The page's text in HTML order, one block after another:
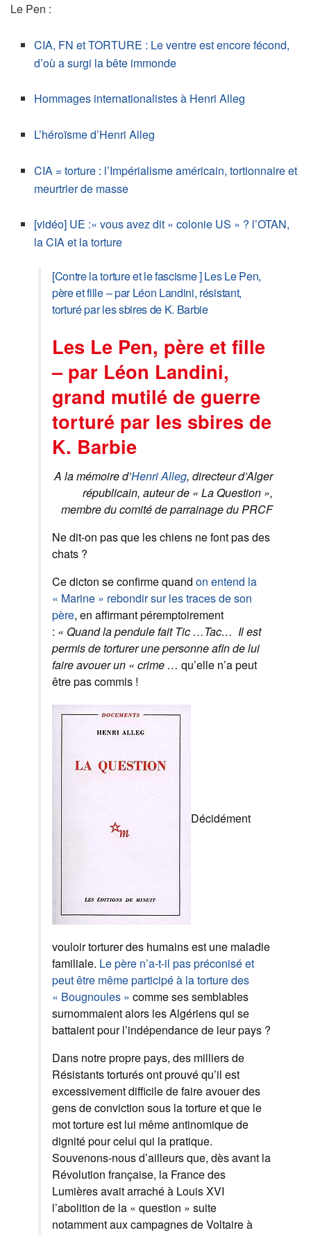
Le Pen :
CIA, FN et TORTURE : Le ventre est encore fécond,
d’où a surgi la bête immonde
Hommages internationalistes à Henri Alleg
L’héroïsme d’Henri Alleg
CIA = torture : l’Impérialisme américain, tortionnaire et
meurtrier de masse
[vidéo] UE :« vous avez dit « colonie US » ? l’OTAN,
la CIA et la torture
[Contre la torture et le fascisme ] Les Le Pen,
père et fille – par Léon Landini, résistant,
torturé par les sbires de K. Barbie
Les Le Pen, père et fille
– par Léon Landini,
grand mutilé de guerre
torturé par les sbires de
K. Barbie
A la mémoire d’Henri Alleg, directeur d’Alger
républicain, auteur de « La Question »,
membre du comité de parrainage du PRCF
Ne dit-on pas que les chiens ne font pas des
chats ?
Ce dicton se confirme quand on entend la
« Marine » rebondir sur les traces de son
père, en affirmant péremptoirement
: « Quand la pendule fait Tic …Tac… Il est
permis de torturer une personne afin de lui
faire avouer un « crime … qu’elle n’a peut
être pas commis !
Décidément
vouloir torturer des humains est une maladie
familiale. Le père n’a-t-il pas préconisé et
peut être même participé à la torture des
« Bougnoules » comme ses semblables
surnommaient alors les Algériens qui se
battaient pour l’indépendance de leur pays ?
Dans notre propre pays, des milliers de
Résistants torturés ont prouvé qu’il est
excessivement difficile de faire avouer des
gens de conviction sous la torture et que le
mot torture est lui même antinomique de
dignité pour celui qui la pratique.
Souvenons-nous d’ailleurs que, dès avant la
Révolution française, la France des
Lumières avait arraché à Louis XVI
l’abolition de la « question » suite
notamment aux campagnes de Voltaire à